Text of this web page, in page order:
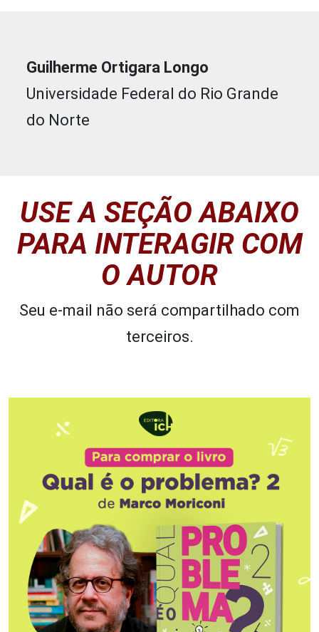
Guilherme Ortigara Longo
Universidade Federal do Rio Grande
do Norte
USE A SEÇÃO ABAIXO
PARA INTERAGIR COM
O AUTOR
Seu e-mail não será compartilhado com
terceiros.